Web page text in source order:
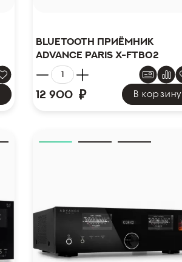
Bluetooth приёмник
Advance Paris X-FTB02
12 900 ₽ В корзину